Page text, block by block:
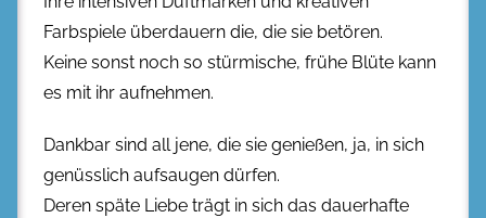
Farbspiele überdauern die, die sie betören.
Keine sonst noch so stürmische, frühe Blüte kann
es mit ihr aufnehmen.
Dankbar sind all jene, die sie genießen, ja, in sich
genüsslich aufsaugen dürfen.
Deren späte Liebe trägt in sich das dauerhafte